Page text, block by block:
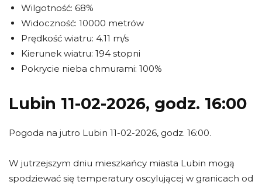
Wilgotność: 68%
Widoczność: 10000 metrów
Prędkość wiatru: 4.11 m/s
Kierunek wiatru: 194 stopni
Pokrycie nieba chmurami: 100%
Lubin 11-02-2026, godz. 16:00
Pogoda na jutro Lubin 11-02-2026, godz. 16:00.
W jutrzejszym dniu mieszkańcy miasta Lubin mogą
spodziewać się temperatury oscylującej w granicach od